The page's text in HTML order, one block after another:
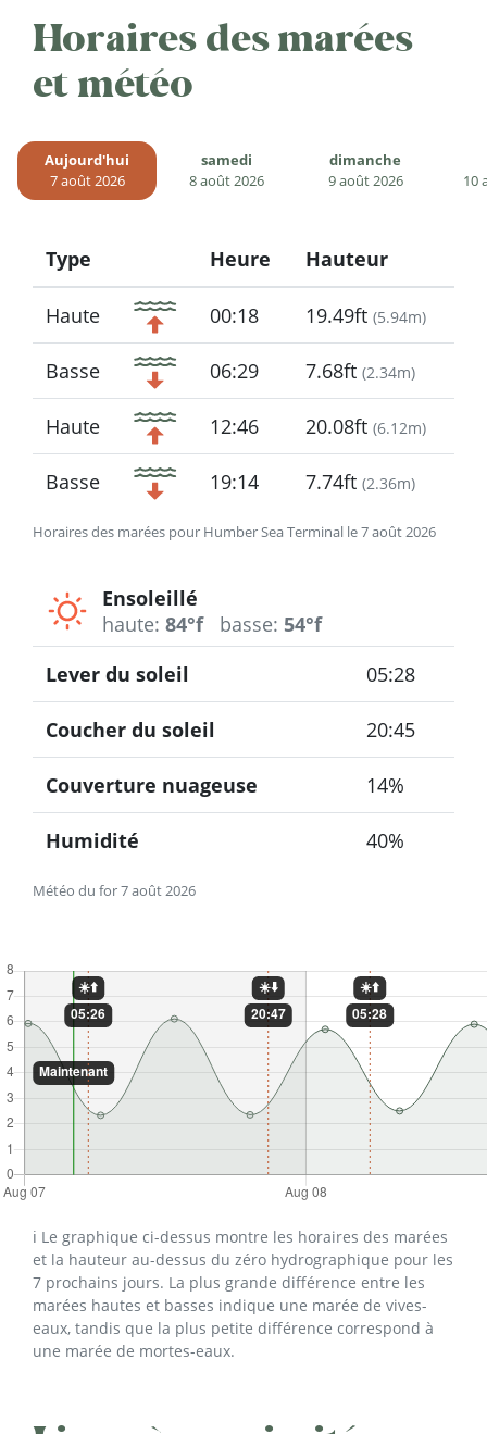
Horaires des marées
et météo
Aujourd'hui
7 août 2026
samedi
8 août 2026
dimanche
9 août 2026
10
Horaires des marées pour Humber Sea Terminal le 7 août 2026
Type
Icon
Heure Hauteur
Haute 00:18 19.49ft (5.94m)
Basse 06:29 7.68ft (2.34m)
Haute 12:46 20.08ft (6.12m)
Basse 19:14 7.74ft (2.36m)
Ensoleillé
haute: 84°f basse: 54°f
Météo du for 7 août 2026
Lever du soleil 05:28
Coucher du soleil 20:45
Couverture nuageuse 14%
Humidité 40%
ℹ️ Le graphique ci-dessus montre les horaires des marées
et la hauteur au-dessus du zéro hydrographique pour les
7 prochains jours. La plus grande différence entre les
marées hautes et basses indique une marée de vives-
eaux, tandis que la plus petite différence correspond à
une marée de mortes-eaux.